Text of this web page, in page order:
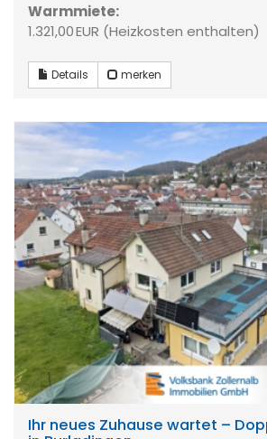
Warmmiete:
1.321,00 EUR (Heizkosten enthalten)
Details merken
Ihr neues Zuhause wartet –